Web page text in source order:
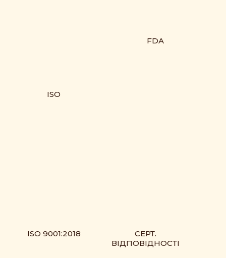
ISO
FDA
ISO 9001:2018
СЕРТ.
ВІДПОВІДНОСТІ